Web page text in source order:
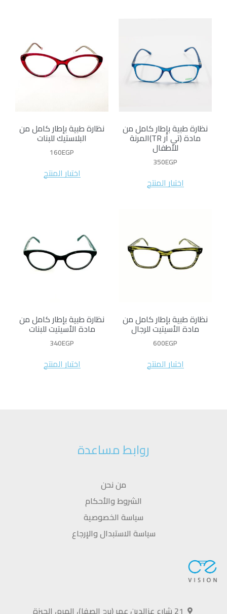
نظارة طبية بإطار كامل من
مادة (تي آر TR)المرنة
للأطفال
350EGP
اختيار المنتج
نظارة طبية بإطار كامل من
البلاستيك للبنات
160EGP
اختيار المنتج
نظارة طبية بإطار كامل من
مادة الأسيتيت للرجال
600EGP
اختيار المنتج
نظارة طبية بإطار كامل من
مادة الأسيتيت للبنات
340EGP
اختيار المنتج
روابط مساعدة
من نحن
الشروط والأحكام
سياسة الخصوصية
سياسة الاستبدال والإرجاع
21 شارع عزالدين عمر (برج الصفا)، الهرم، الجيزة